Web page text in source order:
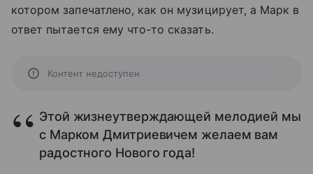
котором запечатлено, как он музицирует, а Марк в
ответ пытается ему что-то сказать.
Контент недоступен
Этой жизнеутверждающей мелодией мы
с Марком Дмитриевичем желаем вам
радостного Нового года!